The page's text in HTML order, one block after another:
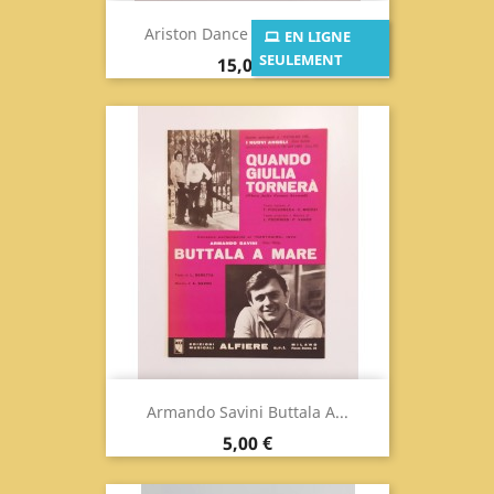
EN LIGNE
SEULEMENT
Ariston Dance Surf / Hully...
Prix
15,00 €
Armando Savini Buttala A...
Prix
5,00 €